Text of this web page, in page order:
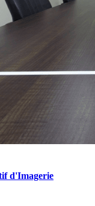
d'Imagerie